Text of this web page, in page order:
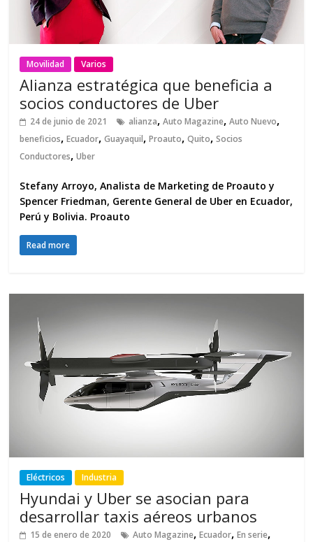
Movilidad Varios
Alianza estratégica que beneficia a
socios conductores de Uber
24 de junio de 2021 alianza,Auto Magazine,Auto Nuevo,
beneficios,Ecuador,Guayaquil,Proauto,Quito,Socios
Conductores,Uber
Stefany Arroyo, Analista de Marketing de Proauto y
Spencer Friedman, Gerente General de Uber en Ecuador,
Perú y Bolivia. Proauto
Read more
Eléctricos Industria
Hyundai y Uber se asocian para
desarrollar taxis aéreos urbanos
15 de enero de 2020 Auto Magazine,Ecuador,En serie,